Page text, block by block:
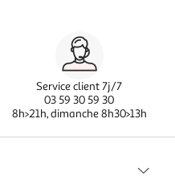
Service client 7j/7
03 59 30 59 30
8h>21h, dimanche 8h30>13h